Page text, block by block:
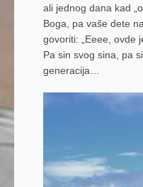
ali jednog dana kad
Boga, pa vaše dete
govoriti: „Eeee, ovde
Pa sin svog sina, pa
generacija…